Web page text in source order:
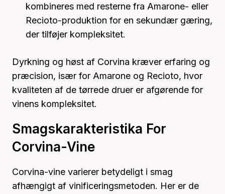
kombineres med resterne fra Amarone- eller
Recioto-produktion for en sekundær gæring,
der tilføjer kompleksitet.
Dyrkning og høst af Corvina kræver erfaring og
præcision, især for Amarone og Recioto, hvor
kvaliteten af de tørrede druer er afgørende for
vinens kompleksitet.
Smagskarakteristika For
Corvina-Vine
Corvina-vine varierer betydeligt i smag
afhængigt af vinificeringsmetoden. Her er de